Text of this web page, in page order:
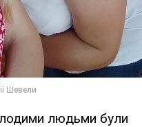
людьми були